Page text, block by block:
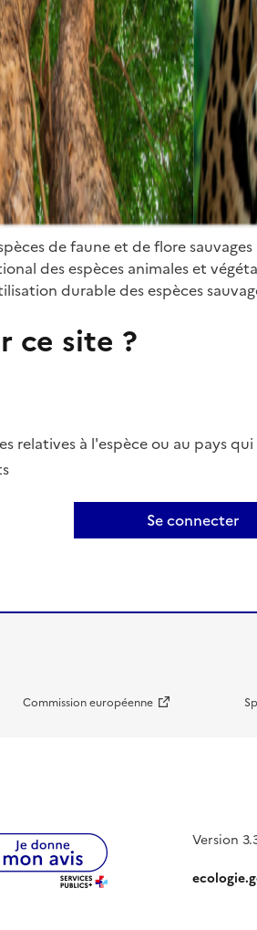
de faune et de flore
des espèces animales et
durable des espèces
ce site ?
relatives à l'espèce ou au pays
Se connecter
Commission européenne
Version